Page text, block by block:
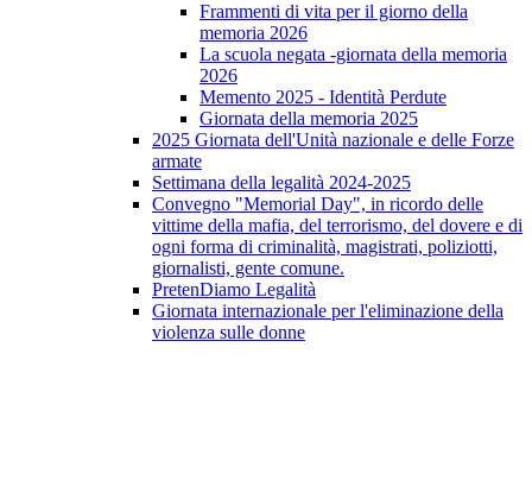
Frammenti di vita per il giorno della
memoria 2026
La scuola negata -giornata della memoria
2026
Memento 2025 - Identità Perdute
Giornata della memoria 2025
2025 Giornata dell'Unità nazionale e delle Forze
armate
Settimana della legalità 2024-2025
Convegno "Memorial Day", in ricordo delle
vittime della mafia, del terrorismo, del dovere e di
ogni forma di criminalità, magistrati, poliziotti,
giornalisti, gente comune.
PretenDiamo Legalità
Giornata internazionale per l'eliminazione della
violenza sulle donne